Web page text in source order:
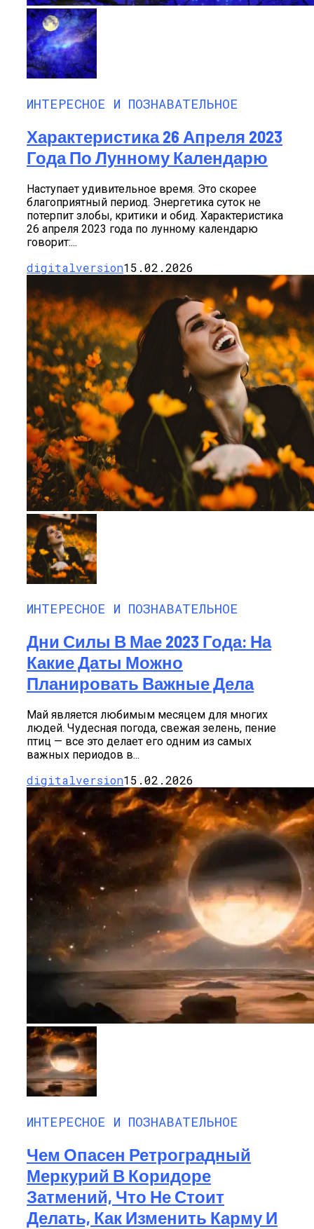
ИНТЕРЕСНОЕ И ПОЗНАВАТЕЛЬНОЕ
Характеристика 26 Апреля 2023
Года По Лунному Календарю
Наступает удивительное время. Это скорее
благоприятный период. Энергетика суток не
потерпит злобы, критики и обид. Характеристика
26 апреля 2023 года по лунному календарю
говорит:...
digitalversion15.02.2026
ИНТЕРЕСНОЕ И ПОЗНАВАТЕЛЬНОЕ
Дни Силы В Мае 2023 Года: На
Какие Даты Можно
Планировать Важные Дела
Май является любимым месяцем для многих
людей. Чудесная погода, свежая зелень, пение
птиц — все это делает его одним из самых
важных периодов в...
digitalversion15.02.2026
ИНТЕРЕСНОЕ И ПОЗНАВАТЕЛЬНОЕ
Чем Опасен Ретроградный
Меркурий В Коридоре
Затмений, Что Не Стоит
Делать, Как Изменить Карму И